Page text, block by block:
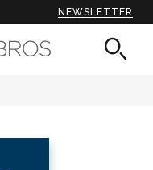
NEWSLETTER